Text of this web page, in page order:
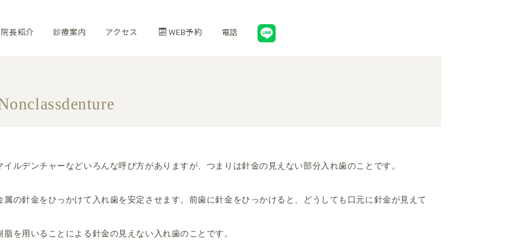
院長紹介 診療案内 アクセス WEB予約 電話
ルデンチャーなどいろんな呼び方がありますが、つまりは針金の見えない部分入れ歯のことです。
の針金をひっかけて入れ歯を安定させます。前歯に針金をひっかけると、どうしても口元に針金が見えて
を用いることによる針金の見えない入れ歯のことです。